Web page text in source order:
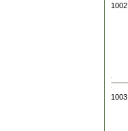
1002.
1003.